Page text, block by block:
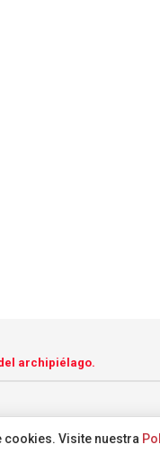
archipiélago.
cookies. Visite nuestra